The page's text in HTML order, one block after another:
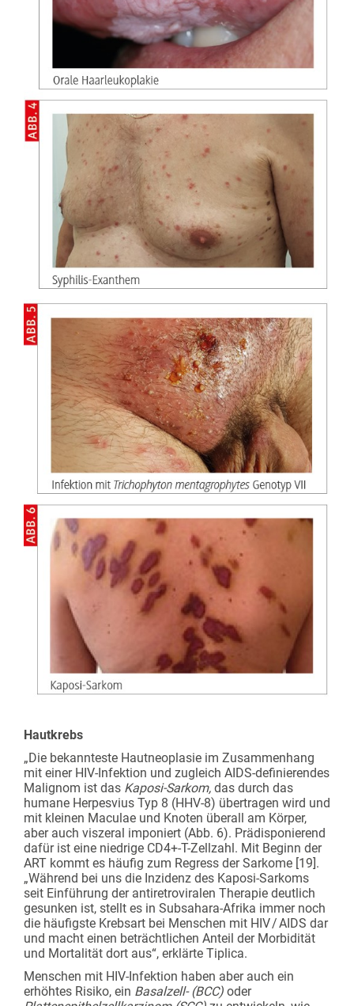
Hautkrebs
„Die bekannteste Hautneoplasie im Zusammenhang
mit einer HIV-Infektion und zugleich AIDS-definierendes
Malignom ist das Kaposi-Sarkom, das durch das
humane Herpesvius Typ 8 (HHV-8) übertragen wird und
mit kleinen Maculae und Knoten überall am Körper,
aber auch viszeral imponiert (Abb. 6). Prädisponierend
dafür ist eine niedrige CD4+-T-Zellzahl. Mit Beginn der
ART kommt es häufig zum Regress der Sarkome [19].
„Während bei uns die Inzidenz des Kaposi-Sarkoms
seit Einführung der antiretroviralen Therapie deutlich
gesunken ist, stellt es in Subsahara-Afrika immer noch
die häufigste Krebsart bei Menschen mit HIV / AIDS dar
und macht einen beträchtlichen Anteil der Morbidität
und Mortalität dort aus“, erklärte Tiplica.
Menschen mit HIV-Infektion haben aber auch ein
erhöhtes Risiko, ein Basalzell- (BCC) oder